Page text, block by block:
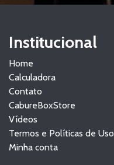
Institucional
Home
Calculadora
Contato
CabureBoxStore
Vídeos
Termos e Políticas de Uso
Minha conta